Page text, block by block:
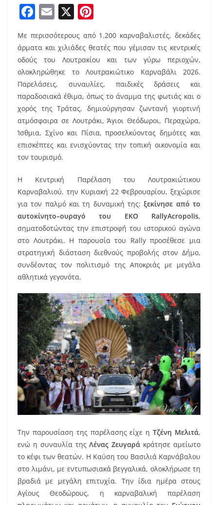
F
c
e
b
o
o
k
E
m
ai
l
X
nt
er
e
st
Με περισσότερους από 1.200 καρναβαλιστές, δεκάδες
άρματα και χιλιάδες θεατές που γέμισαν τις κεντρικές
οδούς του Λουτρακίου και των γύρω περιοχών,
ολοκληρώθηκε το Λουτρακιώτικο Καρναβάλι 2026.
Παρελάσεις, συναυλίες, παιδικές δράσεις και
παραδοσιακά έθιμα, όπως το άναμμα της φωτιάς και ο
χορός της Τράτας, δημιούργησαν ζωντανή γιορτινή
ατμόσφαιρα σε Λουτράκι, Άγιοι Θεόδωροι, Περαχώρα,
Ίσθμια, Σχίνο και Πίσια, προσελκύοντας δημότες και
επισκέπτες και ενισχύοντας την τοπική οικονομία και
τον τουρισμό.
Η Κεντρική Παρέλαση του Λουτρακιώτικου
Καρναβαλιού, την Κυριακή 22 Φεβρουαρίου, ξεχώρισε
για τον παλμό και τη δυναμική της:ξεκίνησε από το
αυτοκίνητο–ουραγό του EKO RallyAcropolis,
σηματοδοτώντας την επιστροφή του ιστορικού αγώνα
στο Λουτράκι. Η παρουσία του Rally προσέθεσε μια
στρατηγική διάσταση διεθνούς προβολής στον Δήμο,
συνδέοντας τον πολιτισμό της Αποκριάς με μεγάλα
αθλητικά γεγονότα.
Την παρουσίαση της παρέλασης είχε ηΤζένη Μελιτά,
ενώ η συναυλία τηςΛένας Ζευγαρά κράτησε αμείωτο
το κέφι των θεατών. Η Καύση του Βασιλιά Καρνάβαλου
στο λιμάνι, με εντυπωσιακά βεγγαλικά, ολοκλήρωσε τη
βραδιά με μεγάλη επιτυχία. Την ίδια ημέρα στους
Αγίους Θεοδώρους, η καρναβαλική παρέλαση